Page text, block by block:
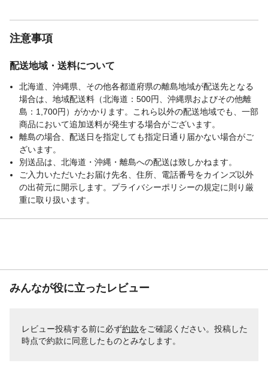
注意事項
配送地域・送料について
北海道、沖縄県、その他各都道府県の離島地域が配送先となる
場合は、地域配送料（北海道：500円、沖縄県およびその他離
島：1,700円）がかかります。これら以外の配送地域でも、一部
商品において追加送料が発生する場合がございます。
離島の場合、配送日を指定しても指定日通り届かない場合がご
ざいます。
別送品は、北海道・沖縄・離島への配送は致しかねます。
ご入力いただいたお届け先名、住所、電話番号をカインズ以外
の出荷元に開示します。プライバシーポリシーの規定に則り厳
重に取り扱います。
みんなが役に立ったレビュー
レビュー投稿する前に必ず約款をご確認ください。投稿した
時点で約款に同意したものとみなします。